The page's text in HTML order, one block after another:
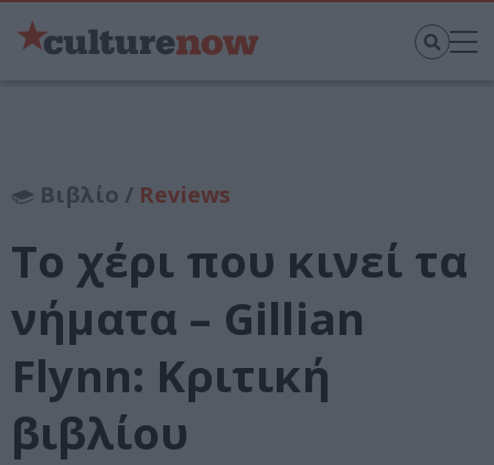
Βιβλίο / Reviews
Το χέρι που κινεί τα
νήματα – Gillian
Flynn: Κριτική
βιβλίου